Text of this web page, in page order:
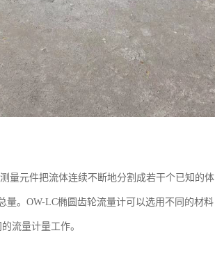
量元件把流体连续不断地分割成若干个已知的体
。OW-LC椭圆齿轮流量计可以选用不同的材料
流量计量工作。